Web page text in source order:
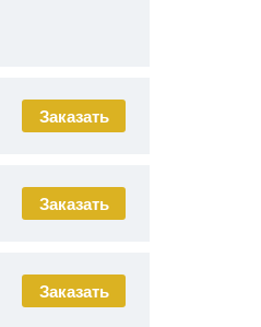
Заказать
Заказать
Заказать